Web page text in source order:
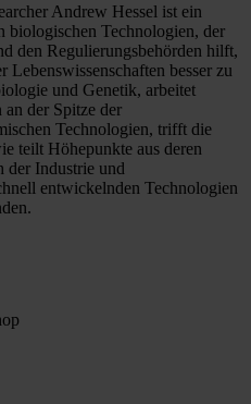
Andrew Hessel ist ein
biologischen Technologien, der
den Regulierungsbehörden hilft,
besser zu
und Genetik, arbeitet
der Spitze der
Technologien, trifft die
teilt Höhepunkte aus deren
der Industrie und
entwickelnden Technologien